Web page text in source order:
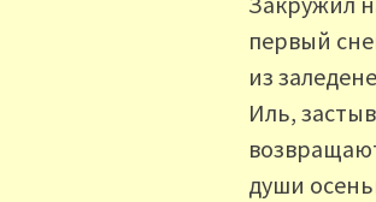
первый
из
Иль,
души